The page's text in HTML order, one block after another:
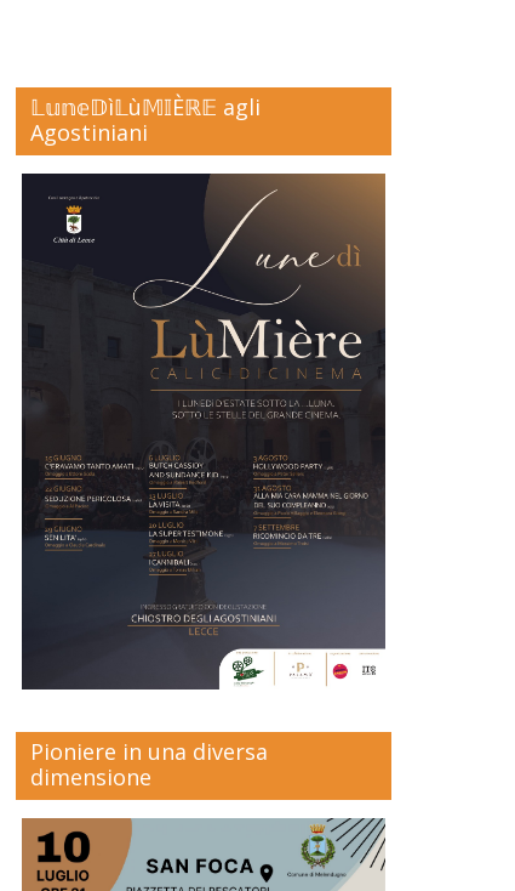
𝕃𝕦𝕟𝕖𝔻ì𝕃ù𝕄𝕀Èℝ𝔼 agli
Agostiniani
Pioniere in una diversa
dimensione